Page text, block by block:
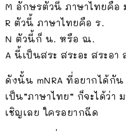
M อักษรตัวนี้ ภาษาไทยคือ
R ตัวนี้ ภาษาไทยคือ ร.
N ตัวนี้ก็ น. หรือ ณ.
A นี้เป็นสระ สระอะ สระอา
ดังนั้น mNRA ที่อยากได้กั
เป็น”ภาษาไทย” ก็จะได้ว่า
เชิญเลย ใครอยากฉีด